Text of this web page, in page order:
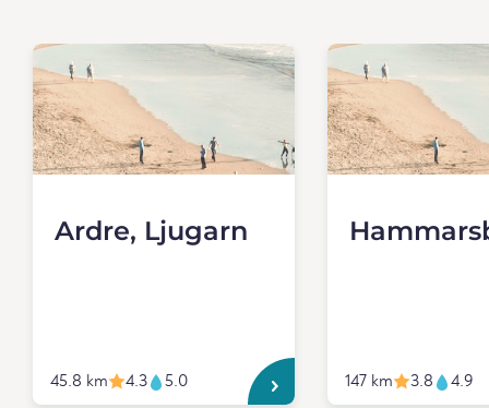
Ardre, Ljugarn
45.8 km 4.3 5.0 147 km 3.8 4.9